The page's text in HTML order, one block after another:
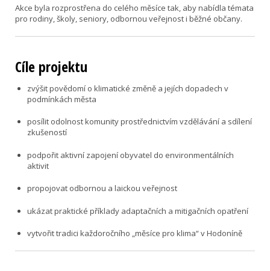
Akce byla rozprostřena do celého měsíce tak, aby nabídla témata
pro rodiny, školy, seniory, odbornou veřejnost i běžné občany.
Cíle projektu
zvýšit povědomí o klimatické změně a jejích dopadech v
podmínkách města
posílit odolnost komunity prostřednictvím vzdělávání a sdílení
zkušeností
podpořit aktivní zapojení obyvatel do environmentálních
aktivit
propojovat odbornou a laickou veřejnost
ukázat praktické příklady adaptačních a mitigačních opatření
vytvořit tradici každoročního „měsíce pro klima“ v Hodoníně